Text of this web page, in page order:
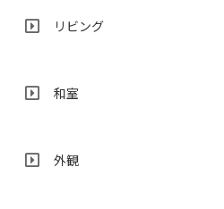
リビング
和室
外観